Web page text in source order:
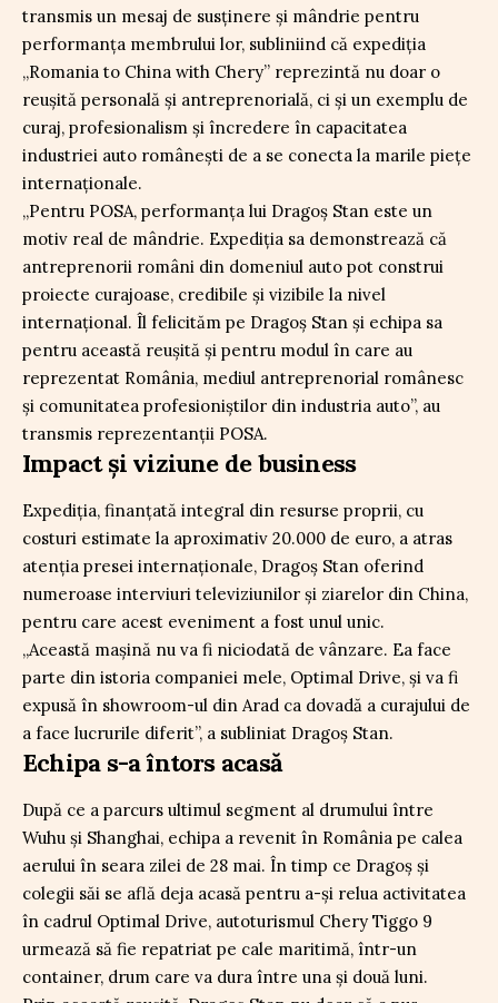
transmis un mesaj de susținere și mândrie pentru
performanța membrului lor, subliniind că expediția
„Romania to China with Chery” reprezintă nu doar o
reușită personală și antreprenorială, ci și un exemplu de
curaj, profesionalism și încredere în capacitatea
industriei auto românești de a se conecta la marile piețe
internaționale.
„Pentru POSA, performanța lui Dragoș Stan este un
motiv real de mândrie. Expediția sa demonstrează că
antreprenorii români din domeniul auto pot construi
proiecte curajoase, credibile și vizibile la nivel
internațional. Îl felicităm pe Dragoș Stan și echipa sa
pentru această reușită și pentru modul în care au
reprezentat România, mediul antreprenorial românesc
și comunitatea profesioniștilor din industria auto”, au
transmis reprezentanții POSA.
Impact și viziune de business
Expediția, finanțată integral din resurse proprii, cu
costuri estimate la aproximativ 20.000 de euro, a atras
atenția presei internaționale, Dragoș Stan oferind
numeroase interviuri televiziunilor și ziarelor din China,
pentru care acest eveniment a fost unul unic.
„Această mașină nu va fi niciodată de vânzare. Ea face
parte din istoria companiei mele, Optimal Drive, și va fi
expusă în showroom-ul din Arad ca dovadă a curajului de
a face lucrurile diferit”, a subliniat Dragoș Stan.
Echipa s-a întors acasă
După ce a parcurs ultimul segment al drumului între
Wuhu și Shanghai, echipa a revenit în România pe calea
aerului în seara zilei de 28 mai. În timp ce Dragoș și
colegii săi se află deja acasă pentru a-și relua activitatea
în cadrul Optimal Drive, autoturismul Chery Tiggo 9
urmează să fie repatriat pe cale maritimă, într-un
container, drum care va dura între una și două luni.